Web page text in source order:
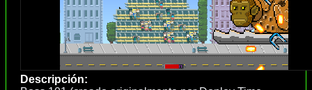
Descripción: